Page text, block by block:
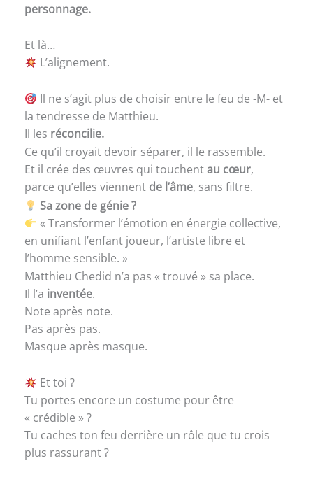
personnage.
Et là…
L’alignement.
Il ne s’agit plus de choisir entre le feu de -M- et
la tendresse de Matthieu.
Il les réconcilie.
Ce qu’il croyait devoir séparer, il le rassemble.
Et il crée des œuvres qui touchentau cœur,
parce qu’elles viennent de l’âme, sans filtre.
Sa zone de génie ?
« Transformer l’émotion en énergie collective,
en unifiant l’enfant joueur, l’artiste libre et
l’homme sensible. »
Matthieu Chedid n’a pas « trouvé » sa place.
Il l’a inventée.
Note après note.
Pas après pas.
Masque après masque.
Et toi ?
Tu portes encore un costume pour être
« crédible » ?
Tu caches ton feu derrière un rôle que tu crois
plus rassurant ?